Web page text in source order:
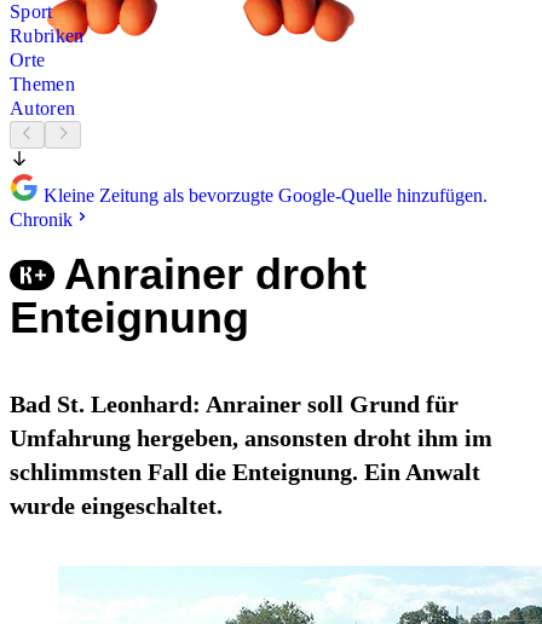
Sport
Rubriken
Orte
Themen
Autoren
Kleine Zeitung als bevorzugte Google-Quelle hinzufügen.
Chronik
Anrainer droht
Enteignung
Bad St. Leonhard: Anrainer soll Grund für
Umfahrung hergeben, ansonsten droht ihm im
schlimmsten Fall die Enteignung. Ein Anwalt
wurde eingeschaltet.